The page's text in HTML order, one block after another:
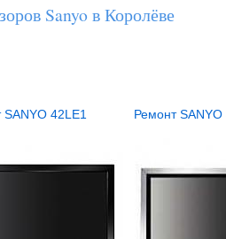
Sanyo в Королёве
SANYO 42LE1 Ремонт SANYO